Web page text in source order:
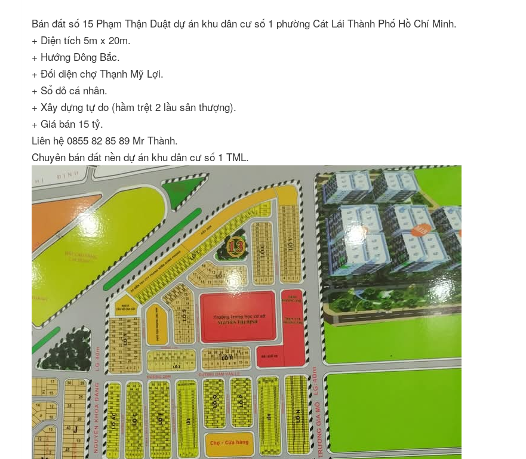
Bán đất số 15 Phạm Thận Duật dự án khu dân cư số 1 phường Cát Lái Thành Phố Hồ Chí Minh.
+ Diện tích 5m x 20m.
+ Hướng Đông Bắc.
+ Đối diện chợ Thạnh Mỹ Lợi.
+ Sổ đỏ cá nhân.
+ Xây dựng tự do (hầm trệt 2 lầu sân thượng).
+ Giá bán 15 tỷ.
Liên hệ 0855 82 85 89 Mr Thành.
Chuyên bán đất nền dự án khu dân cư số 1 TML.